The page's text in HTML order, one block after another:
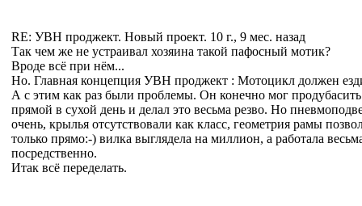
RE: УВН проджект. Новый проект. 10 г., 9 мес. назад
Так чем же не устраивал хозяина такой пафосный мотик?
Вроде всё при нём...
Но. Главная концепция УВН проджект : Мотоцикл должен
А с этим как раз были проблемы. Он конечно мог
прямой в сухой день и делал это весьма резво. Но
очень, крылья отсутствовали как класс, геометрия рамы
только прямо:-) вилка выглядела на миллион, а работала
посредственно.
Итак всё переделать.